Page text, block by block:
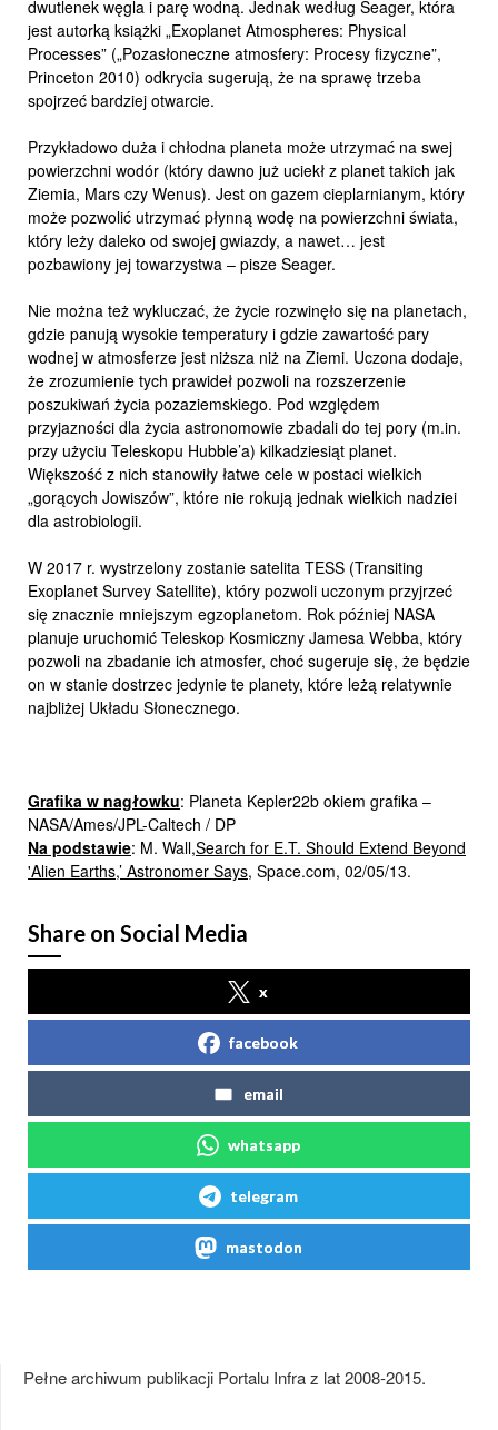
dwutlenek węgla i parę wodną. Jednak według Seager, która
jest autorką książki „Exoplanet Atmospheres: Physical
Processes” („Pozasłoneczne atmosfery: Procesy fizyczne”,
Princeton 2010) odkrycia sugerują, że na sprawę trzeba
spojrzeć bardziej otwarcie.
Przykładowo duża i chłodna planeta może utrzymać na swej
powierzchni wodór (który dawno już uciekł z planet takich jak
Ziemia, Mars czy Wenus). Jest on gazem cieplarnianym, który
może pozwolić utrzymać płynną wodę na powierzchni świata,
który leży daleko od swojej gwiazdy, a nawet… jest
pozbawiony jej towarzystwa – pisze Seager.
Nie można też wykluczać, że życie rozwinęło się na planetach,
gdzie panują wysokie temperatury i gdzie zawartość pary
wodnej w atmosferze jest niższa niż na Ziemi. Uczona dodaje,
że zrozumienie tych prawideł pozwoli na rozszerzenie
poszukiwań życia pozaziemskiego. Pod względem
przyjazności dla życia astronomowie zbadali do tej pory (m.in.
przy użyciu Teleskopu Hubble’a) kilkadziesiąt planet.
Większość z nich stanowiły łatwe cele w postaci wielkich
„gorących Jowiszów”, które nie rokują jednak wielkich nadziei
dla astrobiologii.
W 2017 r. wystrzelony zostanie satelita TESS (Transiting
Exoplanet Survey Satellite), który pozwoli uczonym przyjrzeć
się znacznie mniejszym egzoplanetom. Rok później NASA
planuje uruchomić Teleskop Kosmiczny Jamesa Webba, który
pozwoli na zbadanie ich atmosfer, choć sugeruje się, że będzie
on w stanie dostrzec jedynie te planety, które leżą relatywnie
najbliżej Układu Słonecznego.
Grafika w nagłowku: Planeta Kepler22b okiem grafika –
NASA/Ames/JPL-Caltech / DP
Na podstawie: M. Wall,Search for E.T. Should Extend Beyond
'Alien Earths,’ Astronomer Says, Space.com, 02/05/13.
Share on Social Media
x
facebook
email
whatsapp
telegram
mastodon
Pełne archiwum publikacji Portalu Infra z lat 2008-2015.